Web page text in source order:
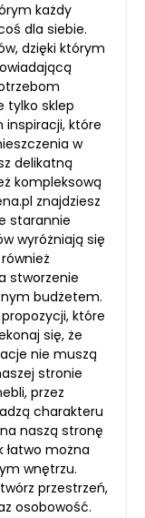
każdy
dla siebie.
dzięki którym
tylko sklep
które
w
delikatną
kompleksową
znajdziesz
starannie
wyróżniają się
stworzenie
budżetem.
które
się, że
nie muszą
stronie
przez
charakteru
naszą stronę
łatwo można
wnętrzu.
przestrzeń,
osobowość.